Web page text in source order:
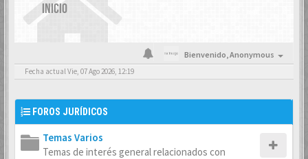
INICIO
Bienvenido,Anonymous
Fecha actual Vie, 07 Ago 2026, 12:19
FOROS JURÍDICOS
Temas Varios
Temas de interés general relacionados con